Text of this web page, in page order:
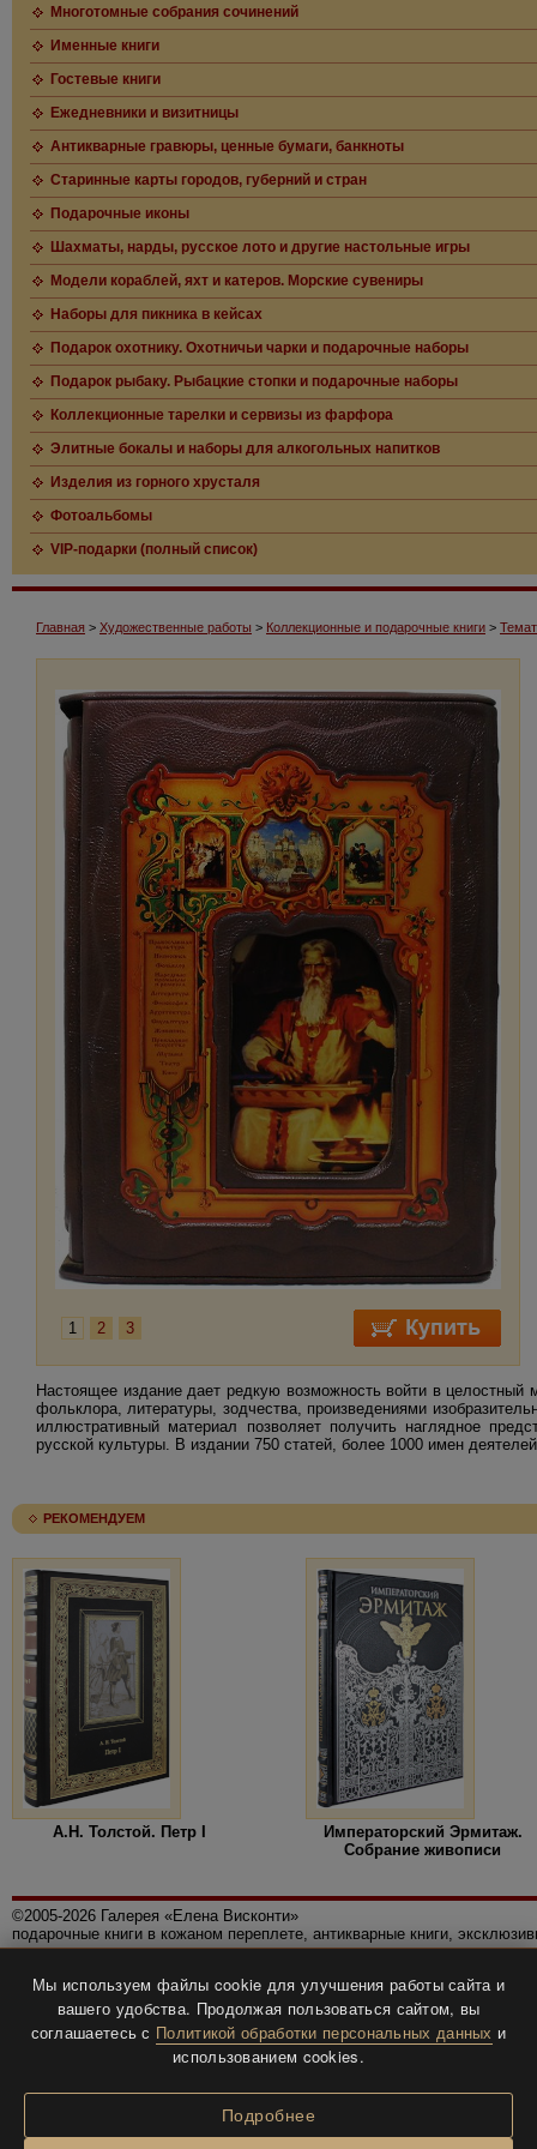
Многотомные собрания сочинений
Именные книги
Гостевые книги
Ежедневники и визитницы
Антикварные гравюры, ценные бумаги, банкноты
Старинные карты городов, губерний и стран
Подарочные иконы
Шахматы, нарды, русское лото и другие настольные игры
Модели кораблей, яхт и катеров. Морские сувениры
Наборы для пикника в кейсах
Подарок охотнику. Охотничьи чарки и подарочные наборы
Подарок рыбаку. Рыбацкие стопки и подарочные наборы
Коллекционные тарелки и сервизы из фарфора
Элитные бокалы и наборы для алкогольных напитков
Изделия из горного хрусталя
Фотоальбомы
VIP-подарки (полный список)
Главная > Художественные работы > Коллекционные и подарочные книги >
1 2 3
Настоящее издание дает редкую возможность войти в целостный
фольклора, литературы, зодчества, произведениями
иллюстративный материал позволяет получить наглядное
русской культуры. В издании 750 статей, более 1000 имен
РЕКОМЕНДУЕМ
А.Н. Толстой. Петр I
Императорский Эрмитаж.
Собрание живописи
©2005-2026 Галерея «Елена Висконти»
подарочные книги в кожаном переплете, антикварные книги,
Политика конфиденциальности
Все права защищены.
Разработка и дизайнBTV-info.
Мы используем файлы cookie для улучшения работы сайта и
вашего удобства. Продолжая пользоваться сайтом, вы
соглашаетесь с Политикой обработки персональных данных и
использованием cookies.
Подробнее